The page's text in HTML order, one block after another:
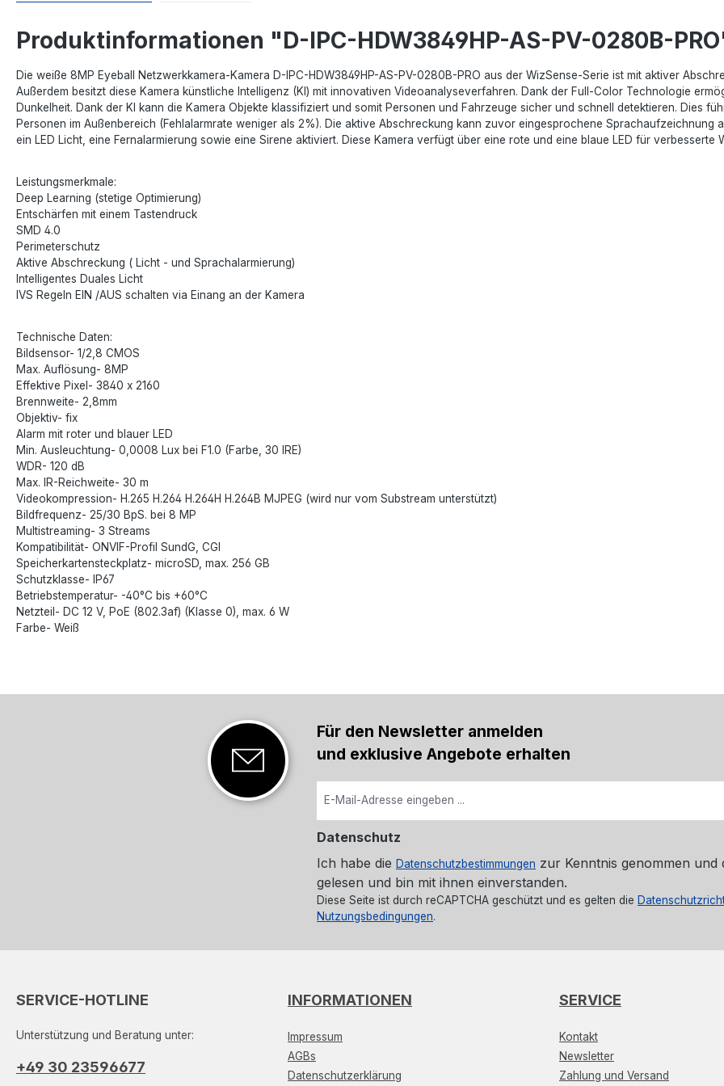
Produktinformationen "D-IPC-HDW3849HP-AS-PV-0280B-
Die weiße 8MP Eyeball Netzwerkkamera-Kamera D-IPC-HDW3849HP-AS-PV-0280B-PRO aus der WizSense-Serie ist mit aktiver
Außerdem besitzt diese Kamera künstliche Intelligenz (KI) mit innovativen Videoanalyseverfahren. Dank der Full-Color Technologie
Dunkelheit. Dank der KI kann die Kamera Objekte klassifiziert und somit Personen und Fahrzeuge sicher und schnell detektieren. Dies
Personen im Außenbereich (Fehlalarmrate weniger als 2%). Die aktive Abschreckung kann zuvor eingesprochene Sprachaufzeichnung
ein LED Licht, eine Fernalarmierung sowie eine Sirene aktiviert. Diese Kamera verfügt über eine rote und eine blaue LED für verbesserte
Leistungsmerkmale:
Deep Learning (stetige Optimierung)
Entschärfen mit einem Tastendruck
SMD 4.0
Perimeterschutz
Aktive Abschreckung ( Licht - und Sprachalarmierung)
Intelligentes Duales Licht
IVS Regeln EIN /AUS schalten via Einang an der Kamera
Technische Daten:
Bildsensor- 1/2,8 CMOS
Max. Auflösung- 8MP
Effektive Pixel- 3840 x 2160
Brennweite- 2,8mm
Objektiv- fix
Alarm mit roter und blauer LED
Min. Ausleuchtung- 0,0008 Lux bei F1.0 (Farbe, 30 IRE)
WDR- 120 dB
Max. IR-Reichweite- 30 m
Videokompression- H.265 H.264 H.264H H.264B MJPEG (wird nur vom Substream unterstützt)
Bildfrequenz- 25/30 BpS. bei 8 MP
Multistreaming- 3 Streams
Kompatibilität- ONVIF-Profil SundG, CGI
Speicherkartensteckplatz- microSD, max. 256 GB
Schutzklasse- IP67
Betriebstemperatur- -40°C bis +60°C
Netzteil- DC 12 V, PoE (802.3af) (Klasse 0), max. 6 W
Farbe- Weiß
Für den Newsletter anmelden
und exklusive Angebote erhalten
Datenschutz
Ich habe die Datenschutzbestimmungen zur Kenntnis genommen und
gelesen und bin mit ihnen einverstanden.
Diese Seite ist durch reCAPTCHA geschützt und es gelten die
Nutzungsbedingungen.
SERVICE-HOTLINE
Unterstützung und Beratung unter:
+49 30 23596677
INFORMATIONEN
Impressum
AGBs
Datenschutzerklärung
SERVICE
Kontakt
Newsletter
Zahlung und Versand